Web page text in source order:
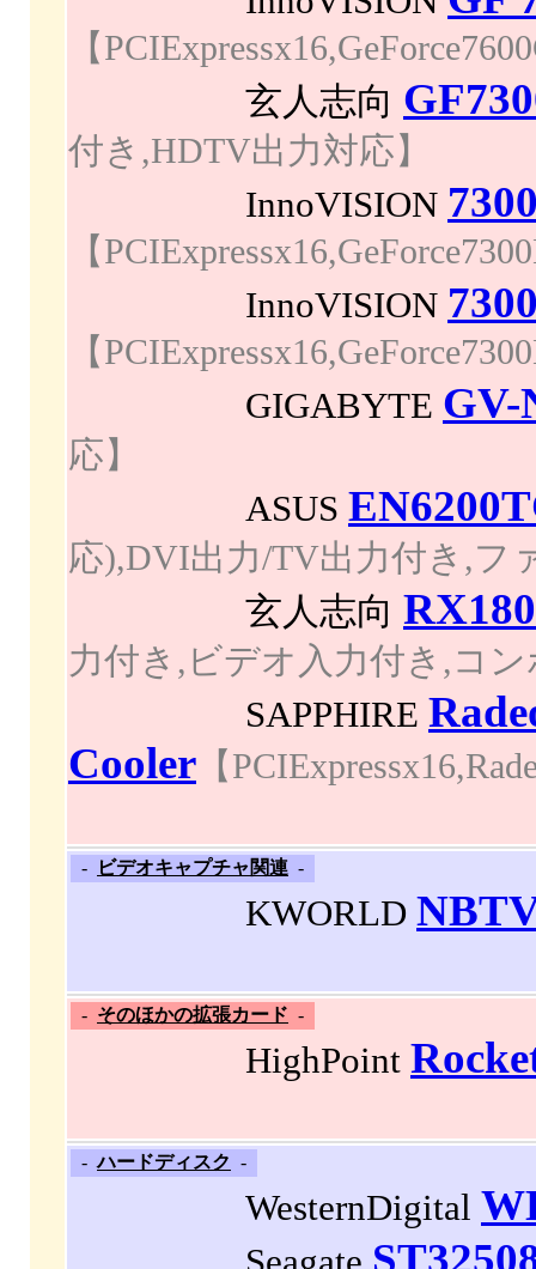
【
玄人志向
付き,HDTV出力対応】
InnoVISION
【
InnoVISION
【
GIGABYTE GV-
応】
ASUS
応),DVI出力/TV出力付き,フ
玄人志向
力付き,ビデオ入力付き,コ
SAPPHIRE
Cooler 【
- ビデオキャプチャ関連 -
KWORLD
- そのほかの拡張カード -
HighPoint
-ハードディスク -
WesternDigital